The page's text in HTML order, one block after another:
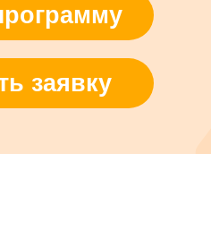
заявку